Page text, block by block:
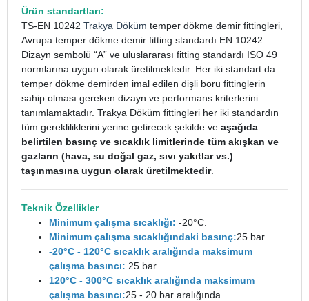
Ürün standartları:
TS-EN 10242 Trakya Döküm temper dökme demir fittingleri,
Avrupa temper dökme demir fitting standardı EN 10242
Dizayn sembolü “A” ve uluslararası fitting standardı ISO 49
normlarına uygun olarak üretilmektedir. Her iki standart da
temper dökme demirden imal edilen dişli boru fittinglerin
sahip olması gereken dizayn ve performans kriterlerini
tanımlamaktadır. Trakya Döküm fittingleri her iki standardın
tüm gerekliliklerini yerine getirecek şekilde ve aşağıda
belirtilen basınç ve sıcaklık limitlerinde tüm akışkan ve
gazların (hava, su doğal gaz, sıvı yakıtlar vs.)
taşınmasına uygun olarak üretilmektedir.
Teknik Özellikler
Minimum çalışma sıcaklığı: -20°C.
Minimum çalışma sıcaklığındaki basınç:25 bar.
-20°C - 120°C sıcaklık aralığında maksimum
çalışma basıncı: 25 bar.
120°C - 300°C sıcaklık aralığında maksimum
çalışma basıncı:25 - 20 bar aralığında.